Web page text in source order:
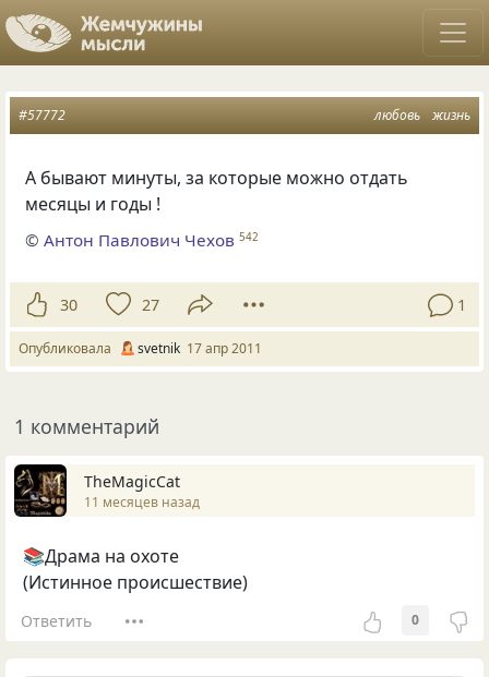
любовь жизнь
#57772
А бывают минуты, за которые можно отдать
месяцы и годы !
©Антон Павлович Чехов 542
30 27 1
Опубликовала svetnik 17 апр 2011
1 комментарий
TheMagicCat
11 месяцев назад
📚Драма на охоте
(Истинное происшествие)
Ответить 0